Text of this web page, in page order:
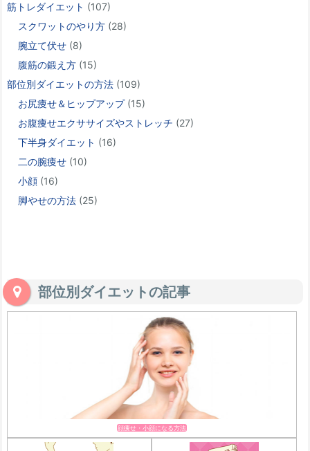
筋トレダイエット (107)
スクワットのやり方 (28)
腕立て伏せ (8)
腹筋の鍛え方 (15)
部位別ダイエットの方法 (109)
お尻痩せ＆ヒップアップ(15)
お腹痩せエクササイズやストレッチ (27)
下半身ダイエット (16)
二の腕痩せ (10)
小顔 (16)
脚やせの方法 (25)
部位別ダイエットの記事
顔痩せ・小顔になる方法